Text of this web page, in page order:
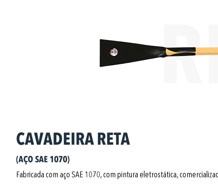
CAVADEIRA RETA
Fabricada com aço SAE 1070, com pintura eletrostática,c
(AÇO SAE 1070)